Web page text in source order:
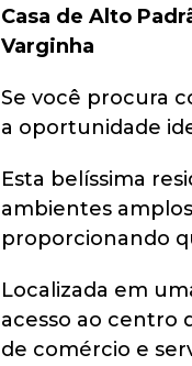
Casa de Alto
Varginha
Se você procura
a oportunidade
Esta belíssima
ambientes
proporcionando
Localizada em
acesso ao centro
de comércio e